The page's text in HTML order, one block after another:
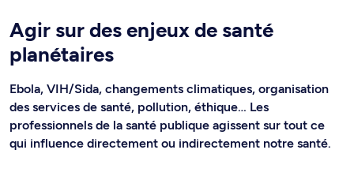
Agir sur des enjeux de santé
planétaires
Ebola, VIH/Sida, changements climatiques, organisation
des services de santé, pollution, éthique… Les
professionnels de la santé publique agissent sur tout ce
qui influence directement ou indirectement notre santé.